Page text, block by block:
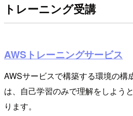
トレーニング受講
AWSトレーニングサービス
AWSサービスで構築する環境の構
は、自己学習のみで理解をしよう
ります。